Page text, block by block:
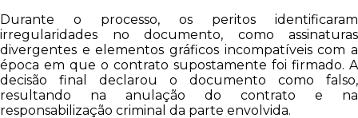
Durante o processo, os peritos identificaram
irregularidades no documento, como assinaturas
divergentes e elementos gráficos incompatíveis com a
época em que o contrato supostamente foi firmado. A
decisão final declarou o documento como falso,
resultando na anulação do contrato e na
responsabilização criminal da parte envolvida.